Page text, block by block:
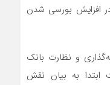
افزایش بورسی شدن
و نظارت بانک
ابتدا به بیان نقش